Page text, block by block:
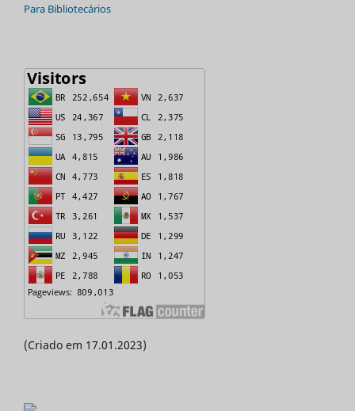
Para Bibliotecários
(Criado em 17.01.2023)